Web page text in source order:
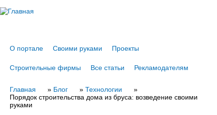
О портале Своими руками Проекты
Строительные фирмы Все статьи Рекламодателям
Вы
здесь
Главная » Блог » Технологии
»
Порядок строительства дома из бруса: возведение своими
руками